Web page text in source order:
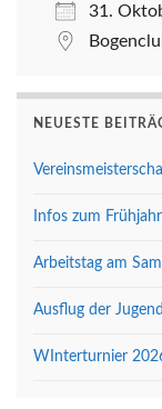
31.
NEUESTE
Infos zum
Arbeitstag am
Ausflug der
WInterturnier